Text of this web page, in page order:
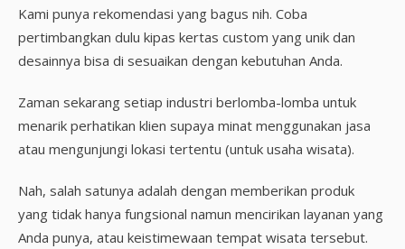
Kami punya rekomendasi yang bagus nih. Coba
pertimbangkan dulu kipas kertas custom yang unik dan
desainnya bisa di sesuaikan dengan kebutuhan Anda.
Zaman sekarang setiap industri berlomba-lomba untuk
menarik perhatikan klien supaya minat menggunakan jasa
atau mengunjungi lokasi tertentu (untuk usaha wisata).
Nah, salah satunya adalah dengan memberikan produk
yang tidak hanya fungsional namun mencirikan layanan yang
Anda punya, atau keistimewaan tempat wisata tersebut.